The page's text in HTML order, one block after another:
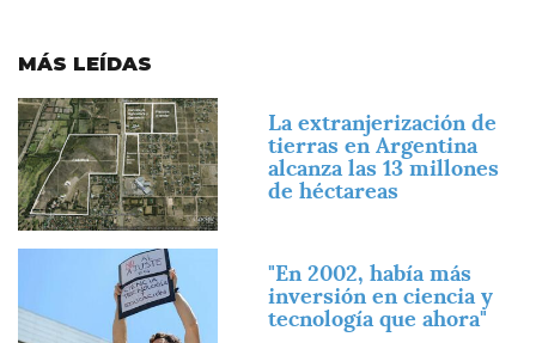
MÁS LEÍDAS
Imagen
La extranjerización de
tierras en Argentina
alcanza las 13 millones
de héctareas
"En 2002, había más
inversión en ciencia y
tecnología que ahora"